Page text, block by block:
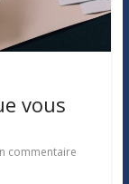
vous
commentaire